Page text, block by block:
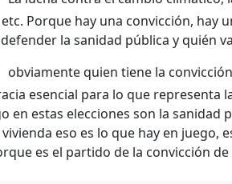
Porque hay una convicción, hay
la sanidad pública y quién
obviamente quien tiene la
esencial para lo que representa
en estas elecciones son la
vivienda eso es lo que hay en
es el partido de la convicción de